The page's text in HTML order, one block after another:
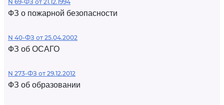
N 69-ФЗ от 21.12.1994
ФЗ о пожарной безопасности
N 40-ФЗ от 25.04.2002
ФЗ об ОСАГО
N 273-ФЗ от 29.12.2012
ФЗ об образовании